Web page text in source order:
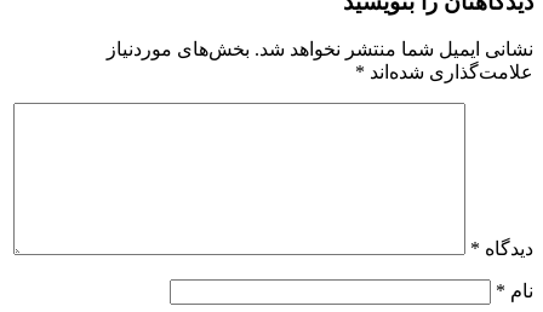
نشانی ایمیل شما منتشر نخواهد شد. بخش‌های موردنیاز
علامت‌گذاری شده‌اند *
دیدگاه *
نام *